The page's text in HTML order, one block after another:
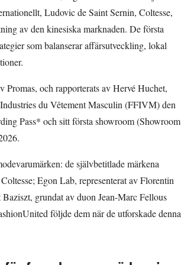
Ludovic de Saint Sernin, Coltesse,
av den kinesiska marknaden. De första
som balanserar affärsutveckling, lokal
Promas, och rapporterats av Hervé Huchet,
du Vêtement Masculin (FFIVM) den
Pass* och sitt första showroom (Showroom
de självbetitlade märkena
Egon Lab, representerat av Florentin
grundat av duon Jean-Marc Fellous
följde dem när de utforskade denna